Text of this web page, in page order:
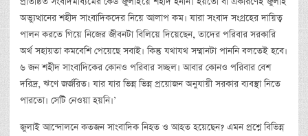
অভ্যুত্থানের শহীদ সাংবাদিকদের নিয়ে আলাপ কম। যারা সংবাদ সংগ্রহের দায়িত্ব
পালন করতে গিয়ে নিজের জীবনটা বিলিয়ে দিয়েছেন, তাদের পরিবার সরকারি
অর্থ সহায়তা কমবেশি পেয়েছে সবাই। কিন্তু যথাযথ সম্মানটা পাননি বলতেই হবে।
৬ জন শহীদ সাংবাদিকের কোনও পরিবার সচ্ছল। আবার কোনও পরিবার বেশ
দরিদ্র, ঋণে জর্জরিত। যার যার ভিন্ন ভিন্ন প্রয়োজন অনুযায়ী সরকার ব্যবস্থা নিতে
পারতো। সেটি নেওয়া হয়নি।’
জুলাই আন্দোলনে কতজন সাংবাদিক নিহত ও আহত হয়েছেন? এমন প্রশ্নে বিভিন্ন